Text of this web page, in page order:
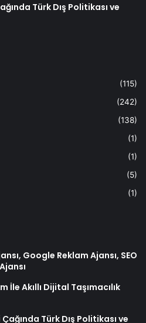
Türk Dış Politikası ve
(115)
(242)
(138)
(1)
(1)
(5)
(1)
Google Reklam Ajansı, SEO
İle Akıllı Dijital Taşımacılık
Türk Dış Politikası ve